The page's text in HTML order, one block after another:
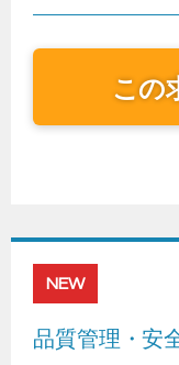
この
NEW
品質管理・安